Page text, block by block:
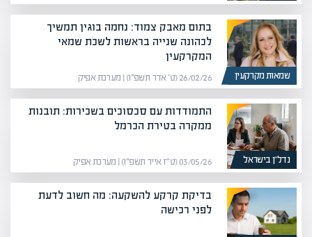
שמאות מקרקעין
בתום מאבק צמוד: נחמה בוגין תמשיך
לכהונה שנייה בראשות לשכת שמאי
המקרקעין
26/02/26 (ט׳ אדר תשפ״ו) | מערכת אפיק
נדל”ן בישראל
התמודדות עם סכסוכים בשכירות: תובנות
ממקרה בטירת הכרמל
03/05/26 (ט״ז אייר תשפ״ו) | מערכת אפיק
בדיקת קרקע להשקעה: מה חשוב לדעת
לפני רכישה